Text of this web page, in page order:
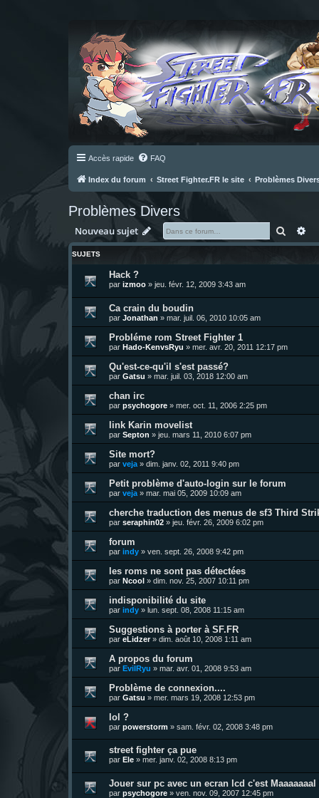
Accès rapide FAQ
Index du forum Street Fighter.FR le site Problèmes
Problèmes Divers
Nouveau sujet
SUJETS
Hack ?
par izmoo » jeu. févr. 12, 2009 3:43 am
Ca crain du boudin
par Jonathan » mar. juil. 06, 2010 10:05 am
Probléme rom Street Fighter 1
par Hado-KenvsRyu » mer. avr. 20, 2011 12:17 pm
Qu'est-ce-qu'il s'est passé?
par Gatsu » mar. juil. 03, 2018 12:00 am
chan irc
par psychogore » mer. oct. 11, 2006 2:25 pm
link Karin movelist
par Septon » jeu. mars 11, 2010 6:07 pm
Site mort?
par veja » dim. janv. 02, 2011 9:40 pm
Petit problème d'auto-login sur le forum
par veja » mar. mai 05, 2009 10:09 am
cherche traduction des menus de sf3 Third
par seraphin02 » jeu. févr. 26, 2009 6:02 pm
forum
par indy » ven. sept. 26, 2008 9:42 pm
les roms ne sont pas détectées
par Ncool » dim. nov. 25, 2007 10:11 pm
indisponibilité du site
par indy » lun. sept. 08, 2008 11:15 am
Suggestions à porter à SF.FR
par eLidzer» dim. août 10, 2008 1:11 am
A propos du forum
par EvilRyu » mar. avr. 01, 2008 9:53 am
Problème de connexion....
par Gatsu » mer. mars 19, 2008 12:53 pm
lol ?
par powerstorm » sam. févr. 02, 2008 3:48 pm
street fighter ça pue
par Ele » mer. janv. 02, 2008 8:13 pm
Jouer sur pc avec un ecran lcd c'est Maaaaaaal
par psychogore » ven. nov. 09, 2007 12:45 pm